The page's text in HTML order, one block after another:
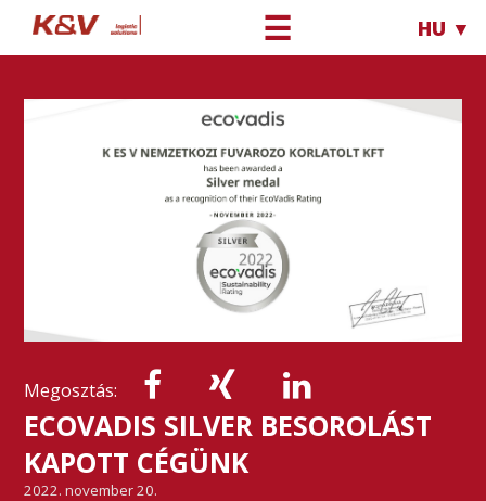
☰ HU ▼
Megosztás:
ECOVADIS SILVER BESOROLÁST
KAPOTT CÉGÜNK
2022. november 20.